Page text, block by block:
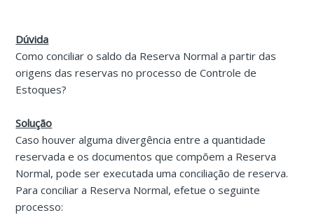
Dúvida
Como conciliar o saldo da Reserva Normal a partir das
origens das reservas no processo de Controle de
Estoques?
Solução
Caso houver alguma divergência entre a quantidade
reservada e os documentos que compõem a Reserva
Normal, pode ser executada uma conciliação de reserva.
Para conciliar a Reserva Normal, efetue o seguinte
processo: